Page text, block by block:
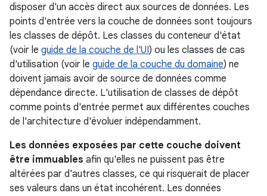
disposer d'un accès direct aux sources de données. Les
points d'entrée vers la couche de données sont toujours
les classes de dépôt. Les classes du conteneur d'état
(voir le guide de la couche de l'UI) ou les classes de cas
d'utilisation (voir le guide de la couche du domaine) ne
doivent jamais avoir de source de données comme
dépendance directe. L'utilisation de classes de dépôt
comme points d'entrée permet aux différentes couches
de l'architecture d'évoluer indépendamment.
Les données exposées par cette couche doivent
être immuables afin qu'elles ne puissent pas être
altérées par d'autres classes, ce qui risquerait de placer
ses valeurs dans un état incohérent. Les données